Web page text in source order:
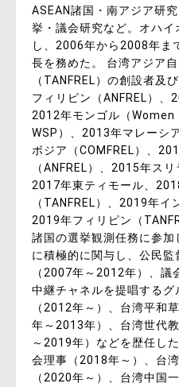
ASEAN諸国・南アジア研
挙・議会研究など。オハ
し、2006年から2008年ま
長を務めた。 台湾アジア
（TANFREL）の創設者及
フィリピン（ANFREL）、
2012年モンゴル（
WSP）、2013年マレーシ
ボジア（COMFREL）、
（ANFREL）、2015年ス
2017年東ティモール、
（TANFREL）、2019年イ
2019年フィリピン（
諸国の選挙観測任務に参
に積極的に関与し、公民
（2007年～2012年）、議
中継チャネルを提唱する
（2012年～）、台湾平和
年～2013年）、台湾世代
～2019年）などを歴任し
会理事（2018年～）、台
（2020年～）、台湾中国